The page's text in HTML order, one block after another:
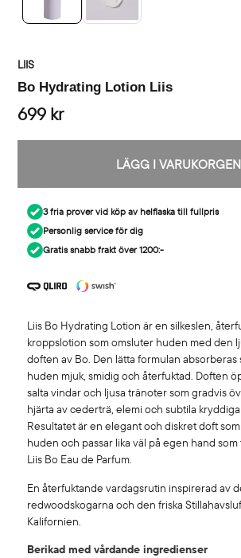
LIIS
Bo Hydrating Lotion Liis
699 kr
LÄGG I VARUKORGEN
3 fria prover vid köp av helflaska till fullpris
Personlig service för dig
Gratis snabb frakt över 1200:-
Liis Bo Hydrating Lotion är en silkeslen,
kroppslotion som omsluter huden med den
doften av Bo. Den lätta formulan
huden mjuk, smidig och återfuktad. Doften
salta vindar och ljusa tränoter som gradvis
hjärta av cederträ, elemi och subtila
Resultatet är en elegant och diskret doft
huden och passar lika väl på egen hand som
Liis Bo Eau de Parfum.
En återfuktande vardagsrutin inspirerad av
redwoodskogarna och den friska
Kalifornien.
Berikad med vårdande ingredienser